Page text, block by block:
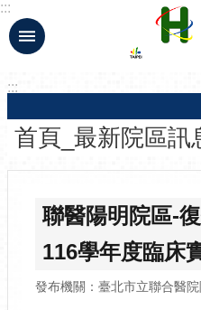
跳到主要內容區塊
:::
:::
首頁_最新院區訊
聯醫陽明院區-
116學年度臨床
發布機關：臺北市立聯合醫